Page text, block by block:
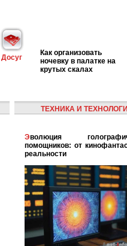
Досуг
Как организовать
ночевку в палатке на
крутых скалах
ТЕХНИКА И
Эволюция голографических
помощников: от
реальности